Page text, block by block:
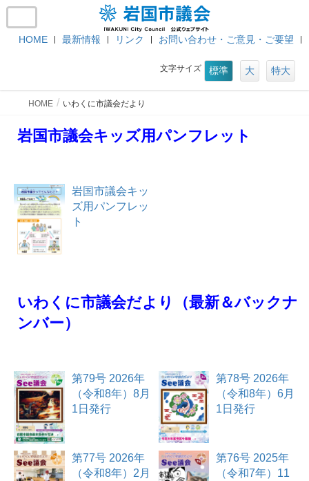
HOME 最新情報 リンク お問い合わせ・ご意見・ご要望
文字サイズ 標準 大 特大
HOME いわくに市議会だより
岩国市議会キッズ用パンフレット
岩国市議会キッ
ズ用パンフレッ
ト
いわくに市議会だより（最新＆バックナ
ンバー）
第79号 2026年
（令和8年）8月
1日発行
第78号 2026年
（令和8年）6月
1日発行
第77号 2026年
（令和8年）2月
第76号 2025年
（令和7年）11